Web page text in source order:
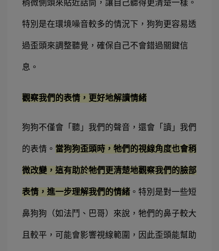
稍微側頭來貼近話筒，讓自己聽得更清楚一樣。
特別是在環境噪音較多的情況下，狗狗更容易透
過歪頭來調整聽覺，確保自己不會錯過關鍵信
息。
觀察我們的表情，更好地解讀情緒
狗狗不僅會「聽」我們的聲音，還會「讀」我們
的表情。 當狗狗歪頭時，牠們的視線角度也會稍
微改變，這有助於牠們更清楚地觀察我們的臉部
表情，進一步理解我們的情緒 。 特別是對一些短
鼻狗狗（如法鬥、巴哥）來說，牠們的鼻子較大
且較平，可能會影響視線範圍，因此歪頭能幫助